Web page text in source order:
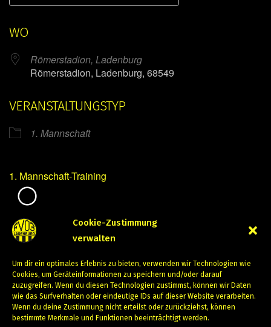
Cookie-Zustimmung
verwalten
Um dir ein optimales Erlebnis zu bieten, verwenden wir Technologien wie
Cookies, um Geräteinformationen zu speichern und/oder darauf
zuzugreifen. Wenn du diesen Technologien zustimmst, können wir Daten
wie das Surfverhalten oder eindeutige IDs auf dieser Website verarbeiten.
Wenn du deine Zustimmung nicht erteilst oder zurückziehst, können
bestimmte Merkmale und Funktionen beeinträchtigt werden.
WO
Römerstadion, Ladenburg
Römerstadion, Ladenburg, 68549
VERANSTALTUNGSTYP
1. Mannschaft
1. Mannschaft-Training
August 10, 2023
PREVIOUS